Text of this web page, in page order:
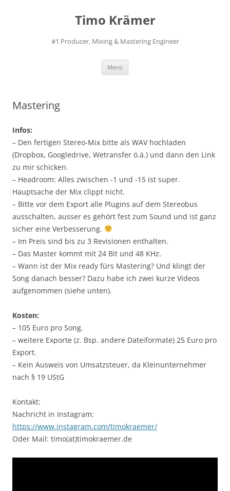
Timo Krämer
#1 Producer, Mixing & Mastering Engineer
Menü
Mastering
Infos:
– Den fertigen Stereo-Mix bitte als WAV hochladen
(Dropbox, Googledrive, Wetransfer ö.ä.) und dann den Link
zu mir schicken.
– Headroom: Alles zwischen -1 und -15 ist super.
Hauptsache der Mix clippt nicht.
– Bitte vor dem Export alle Plugins auf dem Stereobus
ausschalten, ausser es gehört fest zum Sound und ist ganz
sicher eine Verbesserung.
– Im Preis sind bis zu 3 Revisionen enthalten.
– Das Master kommt mit 24 Bit und 48 KHz.
– Wann ist der Mix ready fürs Mastering? Und klingt der
Song danach besser? Dazu habe ich zwei kurze Videos
aufgenommen (siehe unten).
Kosten:
– 105 Euro pro Song.
– weitere Exporte (z. Bsp. andere Dateiformate) 25 Euro pro
Export.
– Kein Ausweis von Umsatzsteuer, da Kleinunternehmer
nach § 19 UStG
Kontakt:
Nachricht in Instagram:
https://www.instagram.com/timokraemer/
Oder Mail: timo(at)timokraemer.de